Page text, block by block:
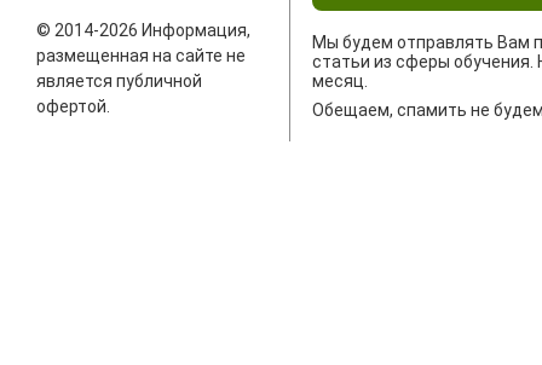
© 2014-2026 Информация,
размещенная на сайте не
является публичной
офертой.
Мы будем отправлять Вам
статьи из сферы обучения.
месяц.
Обещаем, спамить не